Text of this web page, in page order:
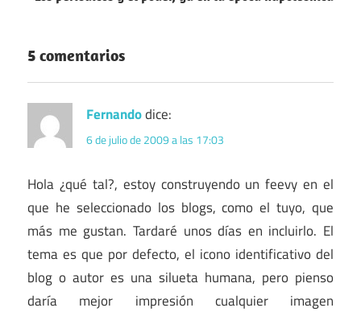
5 comentarios
Fernandodice:
6 de julio de 2009 a las 17:03
Hola ¿qué tal?, estoy construyendo un feevy en el
que he seleccionado los blogs, como el tuyo, que
más me gustan. Tardaré unos días en incluirlo. El
tema es que por defecto, el icono identificativo del
blog o autor es una silueta humana, pero pienso
daría mejor impresión cualquier imagen